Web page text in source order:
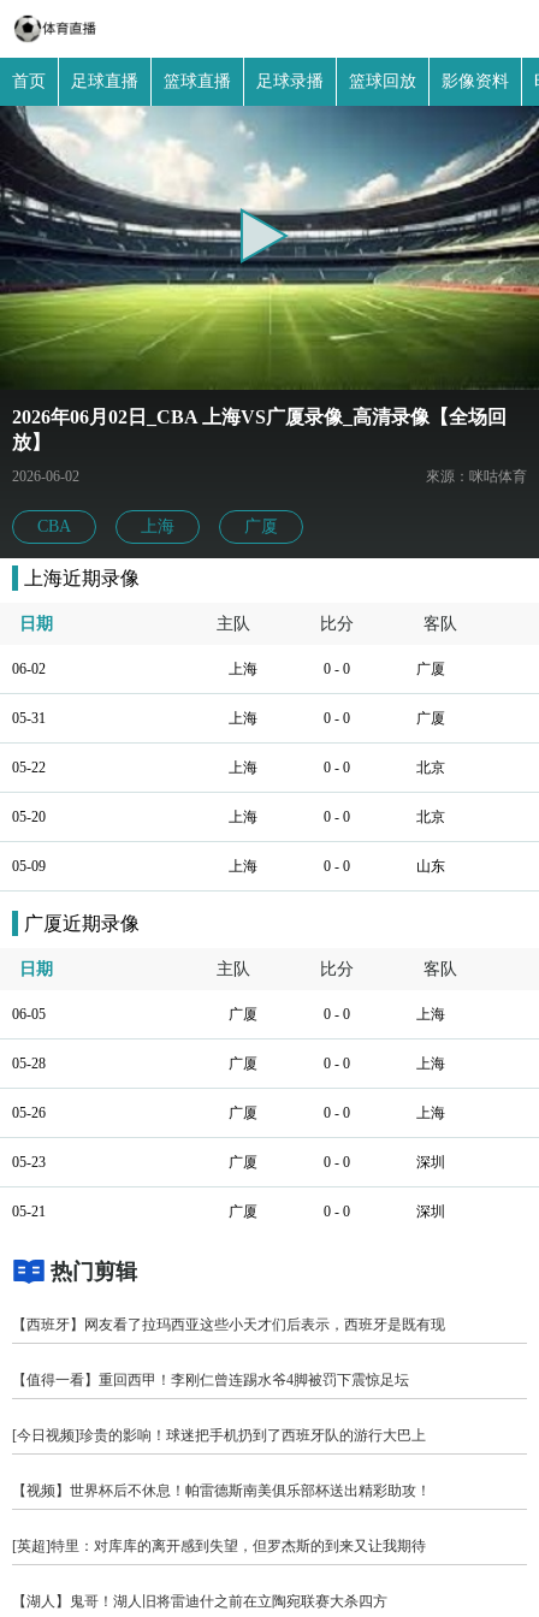
首页 足球直播 篮球直播 足球录播 篮球回放 影像资料
2026年06月02日_CBA 上海VS广厦录像_高清录像【全场回
放】
2026-06-02 來源：咪咕体育
CBA 上海 广厦
上海近期录像
日期 主队 比分 客队
06-02 上海 0 - 0 广厦
05-31 上海 0 - 0 广厦
05-22 上海 0 - 0 北京
05-20 上海 0 - 0 北京
05-09 上海 0 - 0 山东
广厦近期录像
日期 主队 比分 客队
06-05 广厦 0 - 0 上海
05-28 广厦 0 - 0 上海
05-26 广厦 0 - 0 上海
05-23 广厦 0 - 0 深圳
05-21 广厦 0 - 0 深圳
热门剪辑
【西班牙】网友看了拉玛西亚这些小天才们后表示，西班牙是既有现
【值得一看】重回西甲！李刚仁曾连踢水爷4脚被罚下震惊足坛
[今日视频]珍贵的影响！球迷把手机扔到了西班牙队的游行大巴上
【视频】世界杯后不休息！帕雷德斯南美俱乐部杯送出精彩助攻！
[英超]特里：对库库的离开感到失望，但罗杰斯的到来又让我期待
【湖人】鬼哥！湖人旧将雷迪什之前在立陶宛联赛大杀四方